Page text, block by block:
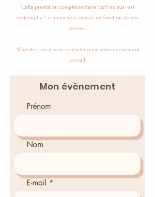
Cette prestation complémentaire (tarif en sus) est
optionnelle. Le menu sera ajustée en fonction de vos
envies.
N'hésitez pas à nous contacter pour votre évènement
privatif.
Mon évènement
Prénom
Nom
E-mail